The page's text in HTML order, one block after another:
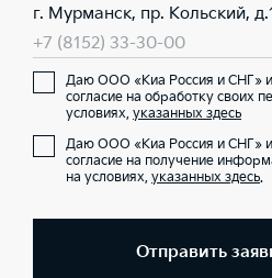
г. Мурманск, пр. Кольский,
+7 (8152) 33-30-00
Даю ООО «Киа Россия и СНГ»
согласие на обработку своих
условиях, указанных здесь
Даю ООО «Киа Россия и СНГ»
согласие на получение
на условиях, указанных здесь.
Отправить